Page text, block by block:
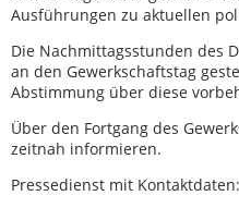
Ausführungen zu aktuellen
Die Nachmittagsstunden des
an den Gewerkschaftstag
Abstimmung über diese
Über den Fortgang des
zeitnah informieren.
Pressedienst mit Kontaktdaten: